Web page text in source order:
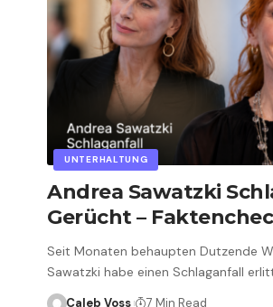
UNTERHALTUNG
Andrea Sawatzki
Gerücht –
Seit Monaten behaupten Dutzende
Sawatzki habe einen Schlaganfall
Caleb Voss 7 Min Read